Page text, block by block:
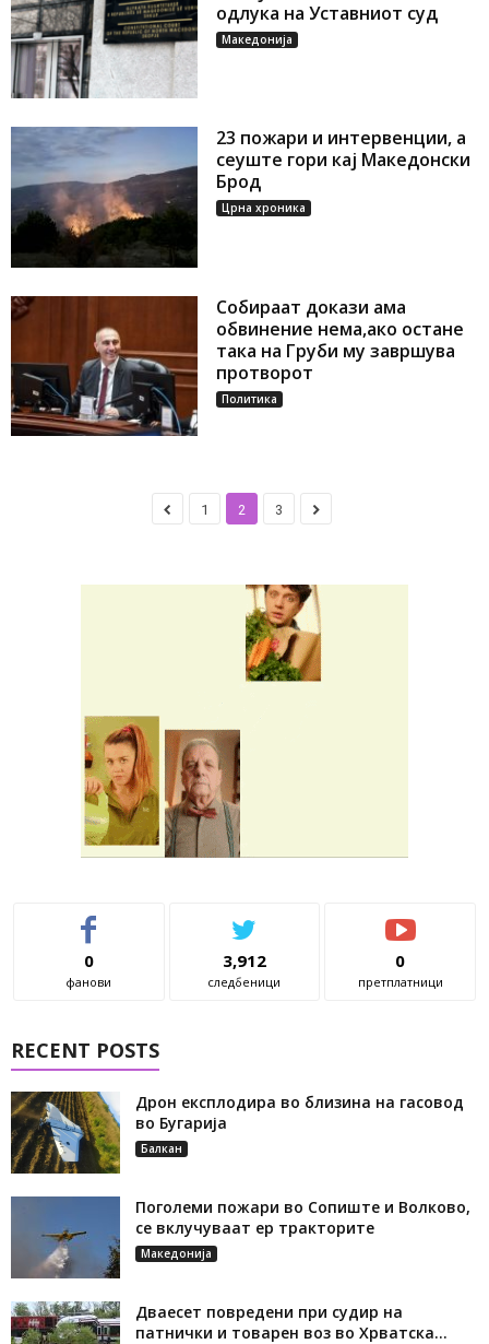
одлука на Уставниот суд
Македонија
23 пожари и интервенции, а
сеуште гори кај Македонски
Брод
Црна хроника
Собираат докази ама
обвинение нема,ако остане
така на Груби му завршува
протворот
Политика
1 2 3
0
фанови
3,912
следбеници
0
претплатници
RECENT POSTS
Дрон експлодира во близина на гасовод
во Бугарија
Балкан
Поголеми пожари во Сопиште и Волково,
се вклучуваат ер тракторите
Македонија
Дваесет повредени при судир на
патнички и товарен воз во Хрватска...